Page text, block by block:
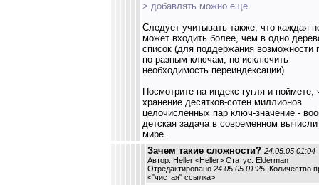
> добавлять можно еще.
Следует учитывать также, что каждая
может входить более, чем в одно
список (для поддержания возможности
по разным ключам, но исключить
необходимость переиндексации)
Посмотрите на индекс гугля и поймете,
хранение десятков-сотен миллионов
целочисленных пар ключ-значение -
детская задача в современном
мире.
Зачем такие сложности? 24.05.05 01:04
Автор: Heller <Heller> Статус: Elderman
Отредактировано 24.05.05 01:25 Количество
<"чистая" ссылка>